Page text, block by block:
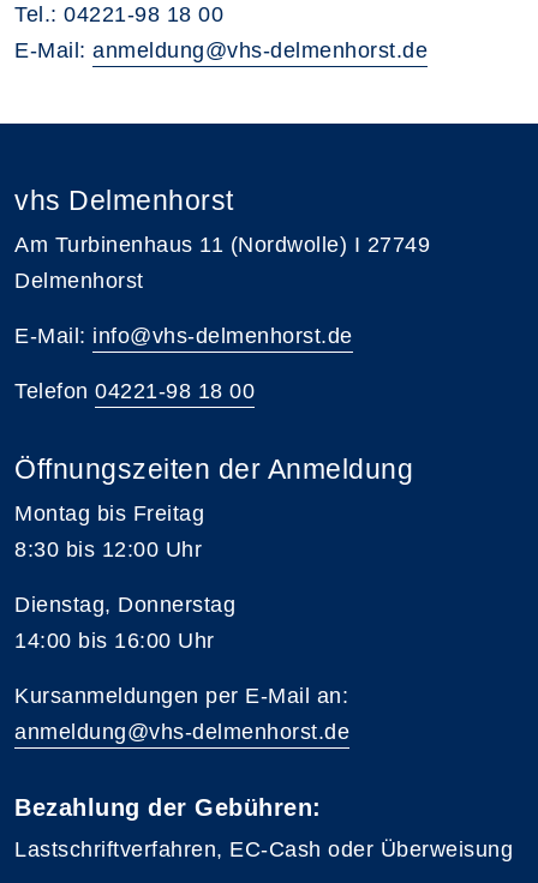
Tel.: 04221-98 18 00
E-Mail: anmeldung@vhs-delmenhorst.de
vhs Delmenhorst
Am Turbinenhaus 11 (Nordwolle) I 27749
Delmenhorst
E-Mail: info@vhs-delmenhorst.de
Telefon 04221-98 18 00
Öffnungszeiten der Anmeldung
Montag bis Freitag
8:30 bis 12:00 Uhr
Dienstag, Donnerstag
14:00 bis 16:00 Uhr
Kursanmeldungen per E-Mail an:
anmeldung@vhs-delmenhorst.de
Bezahlung der Gebühren:
Lastschriftverfahren, EC-Cash oder Überweisung